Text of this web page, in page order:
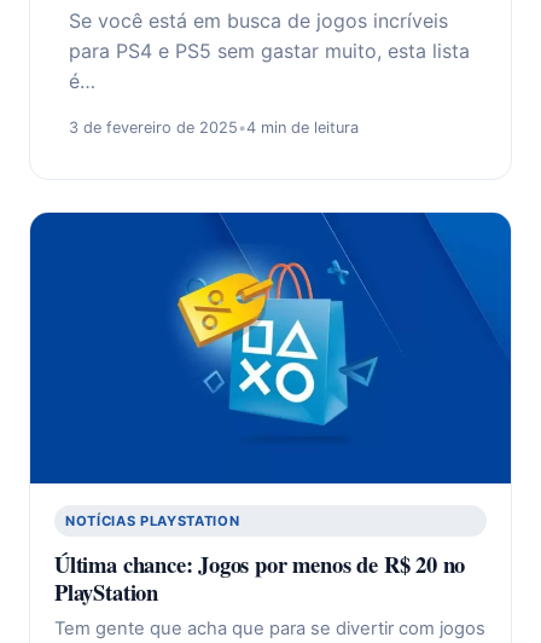
Se você está em busca de jogos incríveis
para PS4 e PS5 sem gastar muito, esta lista
é…
3 de fevereiro de 2025•4 min de leitura
NOTÍCIAS PLAYSTATION
Última chance: Jogos por menos de R$ 20 no
PlayStation
Tem gente que acha que para se divertir com jogos